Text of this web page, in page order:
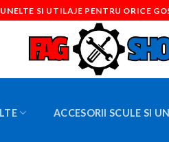
UNELTE SI UTILAJE PENTRU ORICE
ACCESORII SCULE SI